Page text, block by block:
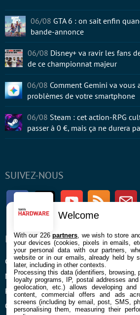
SUIVEZ-NOUS
FacebookTwitter Youtube RSS
ENTREPRISE
Confidentialité et Cookies
Mentions légales et CGU
Préférences Cookies
Qui sommes nous
À
Contact
06/08 GTA 6 : on sait enfin
bande-annonce
06/08 Disney+ va ravir les fans
de ce championnat majeur
06/08 Comment Gemini va vous
problèmes de votre smartphone
06/08 Steam : cet action-RPG
passer à 0 €, mais ça ne durera
Welcome
With our 226partners , we wish to store
your devices (cookies, pixels in emails,
your personal data with our partners,
website or in our emails, already held by
later, including in other contexts.
Processing this data (identifiers, browsing,
loyalty programs, IP, postal addresses
geolocation, etc.) allows developing and
content, commercial offers and ads
screens (including by email, post, SMS,
personalising them, measuring their